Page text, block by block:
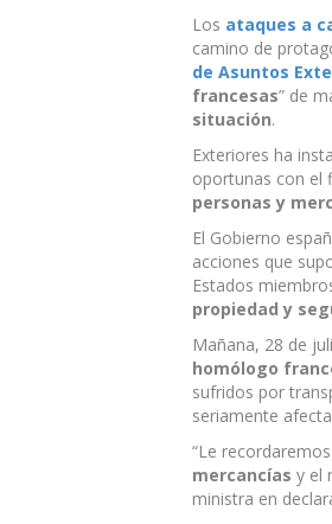
Los ataques a
camino de
de Asuntos
francesas” de
situación.
Exteriores ha
oportunas con el
personas y
El Gobierno
acciones que
Estados
propiedad y
Mañana, 28 de
homólogo
sufridos por
seriamente
“Le
mercancías y el
ministra en